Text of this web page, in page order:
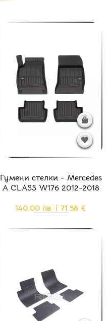
Гумени стелки - Mercedes
A CLASS W176 2012-2018
140.00 лв. | 71.58 €